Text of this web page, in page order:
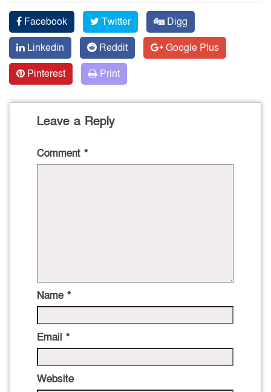
Facebook Twitter
Digg
Linkedin
Reddit
Google Plus
Pinterest
Print
Leave a Reply
Comment *
Name *
Email *
Website